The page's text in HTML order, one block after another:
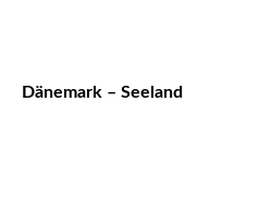
Dänemark – Seeland